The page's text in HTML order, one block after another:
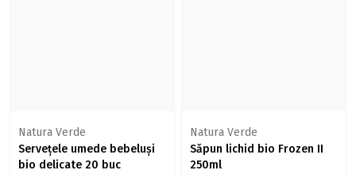
Natura Verde
Servețele umede bebeluși
bio delicate 20 buc
Natura Verde
Săpun lichid bio Frozen II
250ml